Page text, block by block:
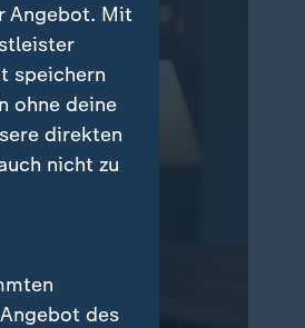
Angebot. Mit
speichern
ohne deine
direkten
nicht zu
des